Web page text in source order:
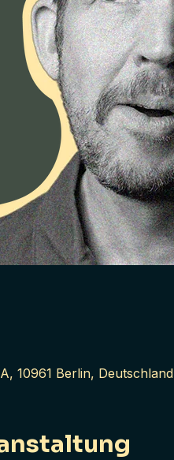
10961 Berlin, Deutschland